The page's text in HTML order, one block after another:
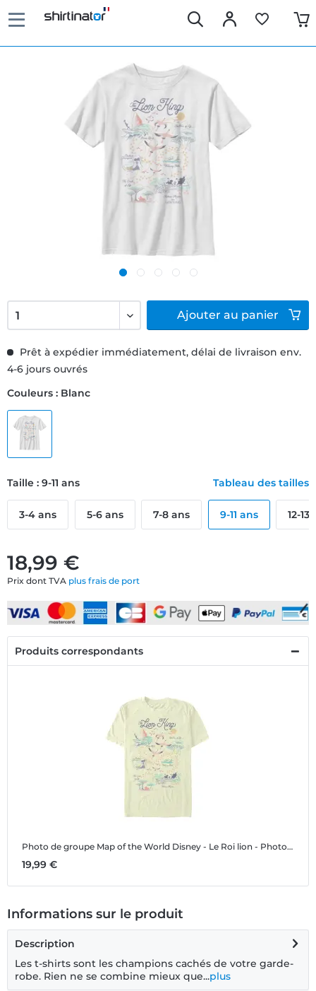
18,99 €
Prix dont TVA plus frais de port
Prêt à expédier immédiatement, délai de livraison env.
4-6 jours ouvrés
Couleurs : Blanc
Taille : 9-11 ans Tableau des tailles
3-4 ans 5-6 ans 7-8 ans 9-11 ans 12-13
Ajouter au panier
Produits correspondants
Photo de groupe Map of the World Disney - Le Roi lion - Photo de groupe Map of the World - Homme T-shirt
19,99 €
Informations sur le produit
Description
Les t-shirts sont les champions cachés de votre garde-
robe. Rien ne se combine mieux que...plus